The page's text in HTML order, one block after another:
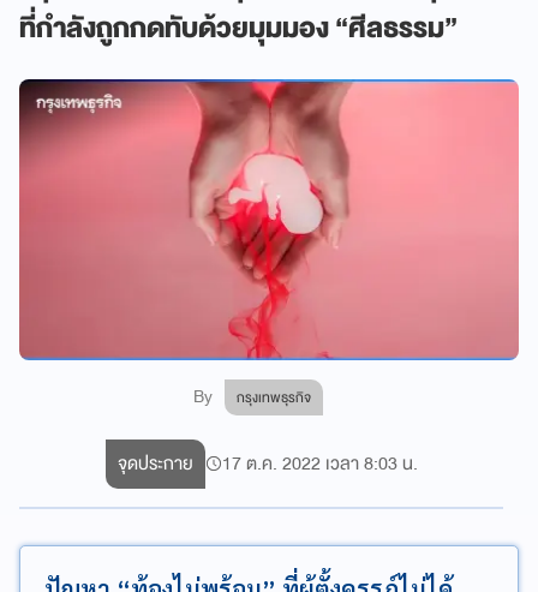
ที่กำลังถูกกดทับด้วยมุมมอง “ศีลธรรม”
By กรุงเทพธุรกิจ
จุดประกาย 17 ต.ค. 2022 เวลา 8:03 น.